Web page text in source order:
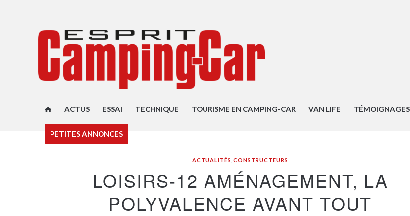
ACTUS ESSAI TECHNIQUE TOURISME EN CAMPING-CAR VAN LIFE TÉMOIGNAGES
PETITES ANNONCES
ACTUALITÉS ,CONSTRUCTEURS
LOISIRS-12 AMÉNAGEMENT, LA
POLYVALENCE AVANT TOUT